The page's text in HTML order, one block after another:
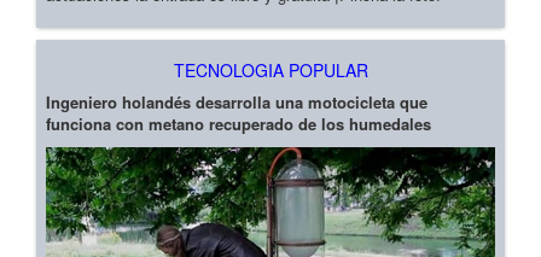
TECNOLOGIA POPULAR
Ingeniero holandés desarrolla una motocicleta que
funciona con metano recuperado de los humedales